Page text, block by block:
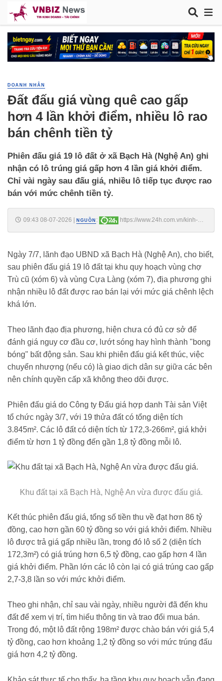
DOANH NHÂN
Đất đấu giá vùng quê cao gấp
hơn 4 lần khởi điểm, nhiều lô rao
bán chênh tiền tỷ
Phiên đấu giá 19 lô đất ở xã Bạch Hà (Nghệ An) ghi
nhận có lô trúng giá gấp hơn 4 lần giá khởi điểm.
Chỉ vài ngày sau đấu giá, nhiều lô tiếp tục được rao
bán với mức chênh tiền tỷ.
09:43 08-07-2026 NGUỒN :
https://www.24h.com.vn/kinh-
Ngày 7/7, lãnh đạo UBND xã Bạch Hà (Nghệ An), cho biết,
sau phiên đấu giá 19 lô đất tại khu quy hoạch vùng chợ
Trù cũ (xóm 6) và vùng Cựa Làng (xóm 7), địa phương ghi
nhận nhiều lô đất được rao bán lại với mức giá chênh lệch
khá lớn.
Theo lãnh đạo địa phương, hiện chưa có đủ cơ sở để
đánh giá nguy cơ đầu cơ, lướt sóng hay hình thành "bong
bóng" bất động sản. Sau khi phiên đấu giá kết thúc, việc
chuyển nhượng (nếu có) là giao dịch dân sự giữa các bên
nên chính quyền cấp xã không theo dõi được.
Phiên đấu giá do Công ty Đấu giá hợp danh Tài sản Việt
tổ chức ngày 3/7, với 19 thửa đất có tổng diện tích
3.845m². Các lô đất có diện tích từ 172,3-266m², giá khởi
điểm từ hơn 1 tỷ đồng đến gần 1,8 tỷ đồng mỗi lô.
Khu đất tại xã Bạch Hà, Nghệ An vừa được đấu giá.
Kết thúc phiên đấu giá, tổng số tiền thu về đạt hơn 86 tỷ
đồng, cao hơn gần 60 tỷ đồng so với giá khởi điểm. Nhiều
lô được trả giá gấp nhiều lần, trong đó lô số 2 (diện tích
172,3m²) có giá trúng hơn 6,5 tỷ đồng, cao gấp hơn 4 lần
giá khởi điểm. Phần lớn các lô còn lại có giá trúng cao gấp
2,7-3,8 lần so với mức khởi điểm.
Theo ghi nhận, chỉ sau vài ngày, nhiều người đã đến khu
đất để xem vị trí, tìm hiểu thông tin và trao đổi mua bán.
Trong đó, một lô đất rộng 198m² được chào bán với giá 5,4
tỷ đồng, cao hơn khoảng 1,2 tỷ đồng so với mức trúng đấu
giá hơn 4,2 tỷ đồng.